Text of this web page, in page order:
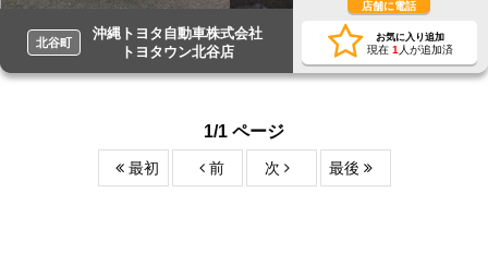
北谷町
沖縄トヨタ自動車株式会社
トヨタウン北谷店
店舗に電話
お気に入り追加
現在 1 人が追加済
1/1 ページ
最初 前 次 最後